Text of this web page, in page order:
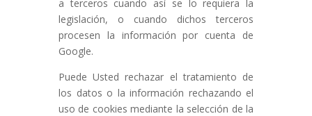
a terceros cuando así se lo requiera la
legislación, o cuando dichos terceros
procesen la información por cuenta de
Google.
Puede Usted rechazar el tratamiento de
los datos o la información rechazando el
uso de cookies mediante la selección de la